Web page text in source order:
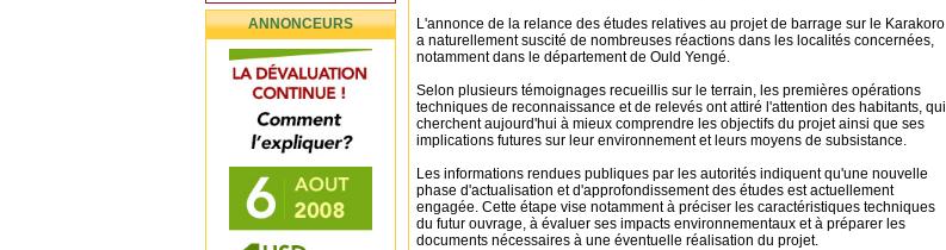
ANNONCEURS
L'annonce de la relance des études relatives au projet de barrage sur le Karakoro
a naturellement suscité de nombreuses réactions dans les localités concernées,
notamment dans le département de Ould Yengé.
Selon plusieurs témoignages recueillis sur le terrain, les premières opérations
techniques de reconnaissance et de relevés ont attiré l'attention des habitants, qui
cherchent aujourd'hui à mieux comprendre les objectifs du projet ainsi que ses
implications futures sur leur environnement et leurs moyens de subsistance.
Les informations rendues publiques par les autorités indiquent qu'une nouvelle
phase d'actualisation et d'approfondissement des études est actuellement
engagée. Cette étape vise notamment à préciser les caractéristiques techniques
du futur ouvrage, à évaluer ses impacts environnementaux et à préparer les
documents nécessaires à une éventuelle réalisation du projet.